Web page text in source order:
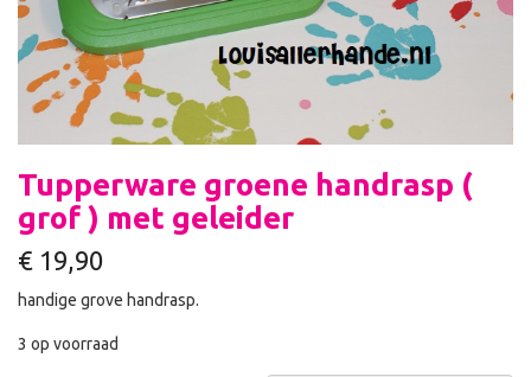
Tupperware groene handrasp (
grof ) met geleider
€ 19,90
handige grove handrasp.
3 op voorraad